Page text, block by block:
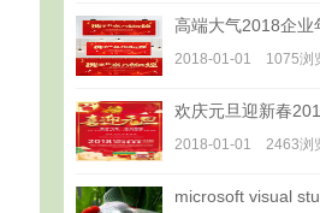
高端大气2018企业
2018-01-01 1075浏
欢庆元旦迎新春
2018-01-01 2463浏
microsoft visual